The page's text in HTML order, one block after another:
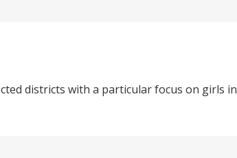
districts with a particular focus on girls in